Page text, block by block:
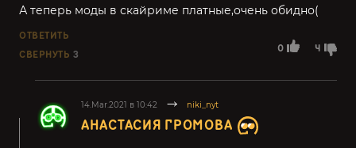
0 4
А теперь моды в скайриме платные,очень обидно(
ОТВЕТИТЬ
СВЕРНУТЬ 3
14.Mar.2021 в 10:42 niki_nyt
АНАСТАСИЯ ГРОМОВА